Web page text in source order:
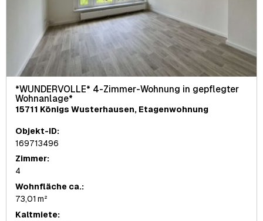
*WUNDERVOLLE* 4-Zimmer-Wohnung in gepflegter
Wohnanlage*
15711 Königs Wusterhausen, Etagenwohnung
Objekt-ID:
169713496
Zimmer:
4
Wohnfläche ca.:
73,01 m²
Kaltmiete: